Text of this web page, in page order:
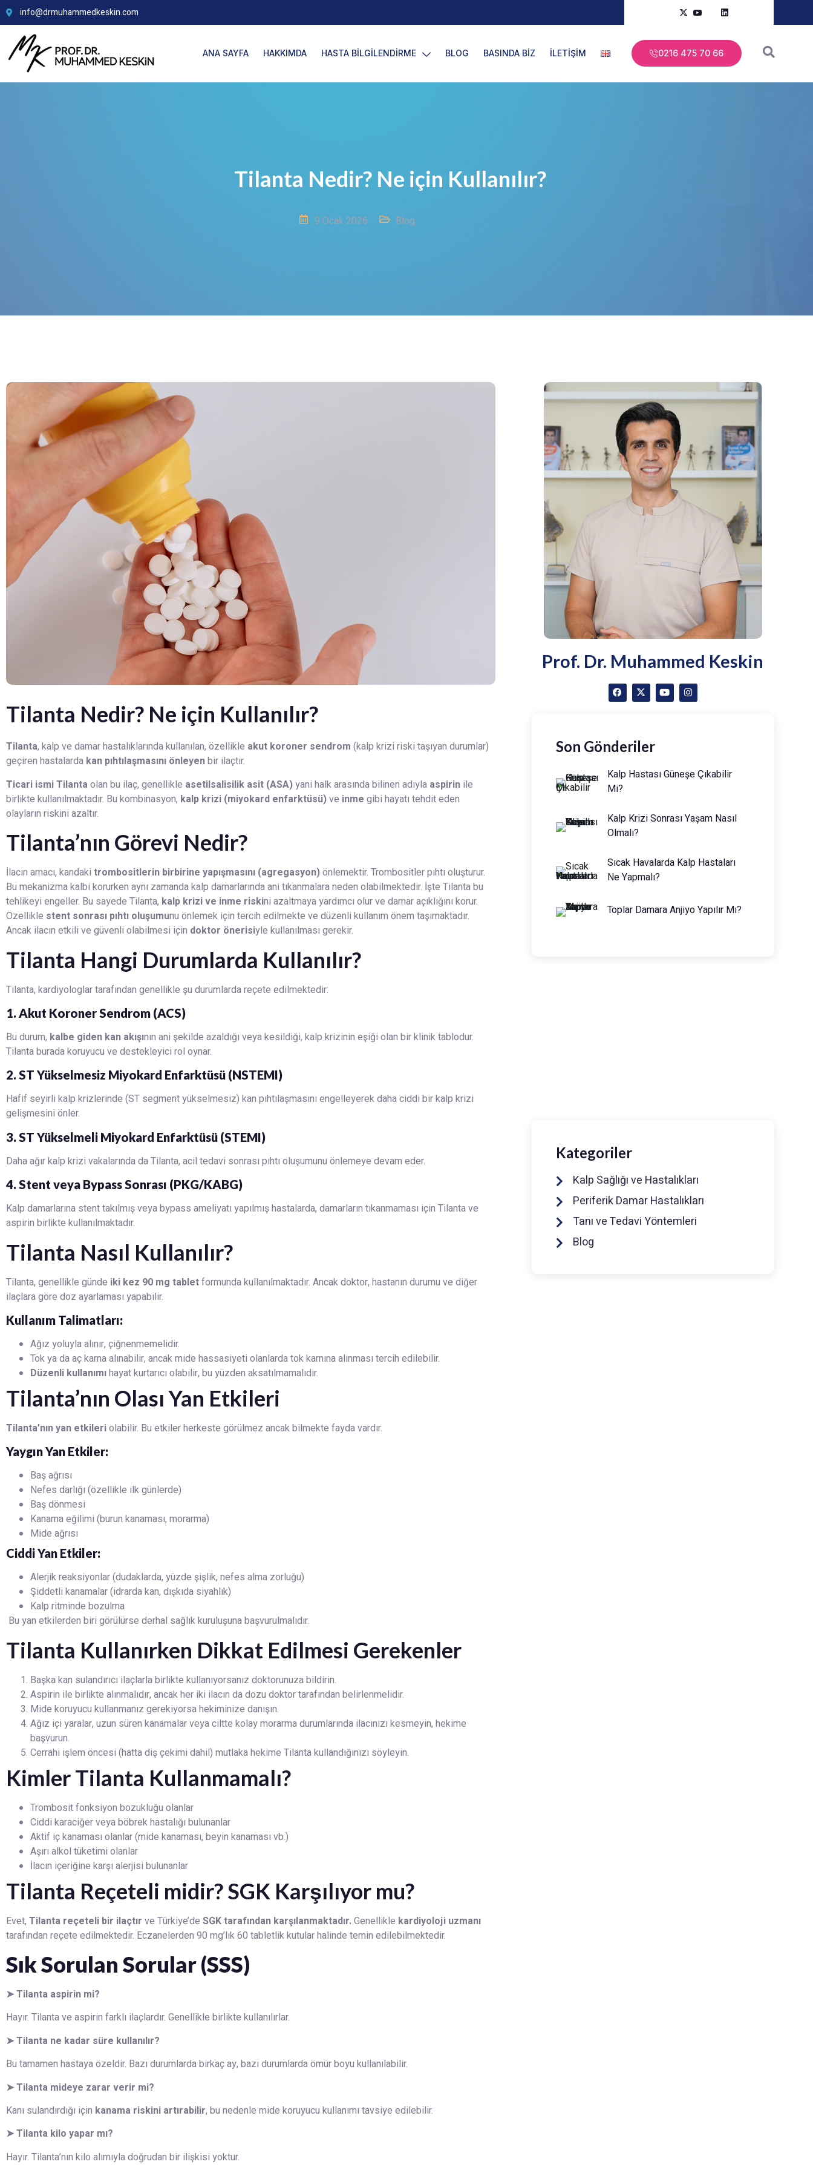
info@drmuhammedkeskin.com
ANA SAYFA HAKKIMDA HASTA BİLGİLENDİRME BLOG BASINDA BİZ İLETİŞİM 0216 475 70 66
Tilanta Nedir? Ne için Kullanılır?
9 Ocak 2026 Blog
Tilanta Nedir? Ne için Kullanılır?
Tilanta, kalp ve damar hastalıklarında kullanılan, özellikle akut koroner sendrom (kalp krizi riski taşıyan durumlar)
geçiren hastalarda kan pıhtılaşmasını önleyenbir ilaçtır.
Ticari ismi Tilantaolan bu ilaç, genellikle asetilsalisilik asit (ASA)yani halk arasında bilinen adıyla aspirin ile
birlikte kullanılmaktadır. Bu kombinasyon, kalp krizi (miyokard enfarktüsü)ve inme gibi hayatı tehdit eden
olayların riskini azaltır.
Tilanta’nın Görevi Nedir?
İlacın amacı, kandaki trombositlerin birbirine yapışmasını (agregasyon)önlemektir. Trombositler pıhtı oluşturur.
Bu mekanizma kalbi korurken aynı zamanda kalp damarlarında ani tıkanmalara neden olabilmektedir. İşte Tilanta bu
tehlikeyi engeller. Bu sayede Tilanta, kalp krizi ve inme riskini azaltmaya yardımcı olur ve damar açıklığını korur.
Özellikle stent sonrası pıhtı oluşumunu önlemek için tercih edilmekte ve düzenli kullanım önem taşımaktadır.
Ancak ilacın etkili ve güvenli olabilmesi için doktor önerisiyle kullanılması gerekir.
Tilanta Hangi Durumlarda Kullanılır?
Tilanta, kardiyologlar tarafından genellikle şu durumlarda reçete edilmektedir:
1. Akut Koroner Sendrom (ACS)
Bu durum, kalbe giden kan akışının ani şekilde azaldığı veya kesildiği, kalp krizinin eşiği olan bir klinik tablodur.
Tilanta burada koruyucu ve destekleyici rol oynar.
2. ST Yükselmesiz Miyokard Enfarktüsü (NSTEMI)
Hafif seyirli kalp krizlerinde (ST segment yükselmesiz) kan pıhtılaşmasını engelleyerek daha ciddi bir kalp krizi
gelişmesini önler.
3. ST Yükselmeli Miyokard Enfarktüsü (STEMI)
Daha ağır kalp krizi vakalarında da Tilanta, acil tedavi sonrası pıhtı oluşumunu önlemeye devam eder.
4. Stent veya Bypass Sonrası (PKG/KABG)
Kalp damarlarına stent takılmış veya bypass ameliyatı yapılmış hastalarda, damarların tıkanmaması için Tilanta ve
aspirin birlikte kullanılmaktadır.
Tilanta Nasıl Kullanılır?
Tilanta, genellikle günde iki kez 90 mg tabletformunda kullanılmaktadır. Ancak doktor, hastanın durumu ve diğer
ilaçlara göre doz ayarlaması yapabilir.
Kullanım Talimatları:
Ağız yoluyla alınır, çiğnenmemelidir.
Tok ya da aç karna alınabilir, ancak mide hassasiyeti olanlarda tok karnına alınması tercih edilebilir.
Düzenli kullanımıhayat kurtarıcı olabilir, bu yüzden aksatılmamalıdır.
Tilanta’nın Olası Yan Etkileri
Tilanta’nın yan etkileriolabilir. Bu etkiler herkeste görülmez ancak bilmekte fayda vardır.
Yaygın Yan Etkiler:
Baş ağrısı
Nefes darlığı (özellikle ilk günlerde)
Baş dönmesi
Kanama eğilimi (burun kanaması, morarma)
Mide ağrısı
Ciddi Yan Etkiler:
Alerjik reaksiyonlar (dudaklarda, yüzde şişlik, nefes alma zorluğu)
Şiddetli kanamalar (idrarda kan, dışkıda siyahlık)
Kalp ritminde bozulma
Bu yan etkilerden biri görülürse derhal sağlık kuruluşuna başvurulmalıdır.
Tilanta Kullanırken Dikkat Edilmesi Gerekenler
Başka kan sulandırıcı ilaçlarla birlikte kullanıyorsanız doktorunuza bildirin.
Aspirin ile birlikte alınmalıdır, ancak her iki ilacın da dozu doktor tarafından belirlenmelidir.
Mide koruyucu kullanmanız gerekiyorsa hekiminize danışın.
Ağız içi yaralar, uzun süren kanamalar veya ciltte kolay morarma durumlarında ilacınızı kesmeyin, hekime
başvurun.
Cerrahi işlem öncesi (hatta diş çekimi dahil) mutlaka hekime Tilanta kullandığınızı söyleyin.
Kimler Tilanta Kullanmamalı?
Trombosit fonksiyon bozukluğu olanlar
Ciddi karaciğer veya böbrek hastalığı bulunanlar
Aktif iç kanaması olanlar (mide kanaması, beyin kanaması vb.)
Aşırı alkol tüketimi olanlar
İlacın içeriğine karşı alerjisi bulunanlar
Tilanta Reçeteli midir? SGK Karşılıyor mu?
Evet, Tilanta reçeteli bir ilaçtır ve Türkiye’de SGK tarafından karşılanmaktadır.Genellikle kardiyoloji uzmanı
tarafından reçete edilmektedir. Eczanelerden 90 mg’lık 60 tabletlik kutular halinde temin edilebilmektedir.
Sık Sorulan Sorular (SSS)
➤Tilanta aspirin mi?
Hayır. Tilanta ve aspirin farklı ilaçlardır. Genellikle birlikte kullanılırlar.
➤Tilanta ne kadar süre kullanılır?
Bu tamamen hastaya özeldir. Bazı durumlarda birkaç ay, bazı durumlarda ömür boyu kullanılabilir.
➤Tilanta mideye zarar verir mi?
Kanı sulandırdığı için kanama riskini artırabilir, bu nedenle mide koruyucu kullanımı tavsiye edilebilir.
➤Tilanta kilo yapar mı?
Hayır. Tilanta’nın kilo alımıyla doğrudan bir ilişkisi yoktur.
Prof. Dr. Muhammed Keskin
Son Gönderiler
Kalp Hastası Güneşe Çıkabilir
Mi?
Kalp Krizi Sonrası Yaşam Nasıl
Olmalı?
Sıcak Havalarda Kalp Hastaları
Ne Yapmalı?
Toplar Damara Anjiyo Yapılır Mı?
Kategoriler
Kalp Sağlığı ve Hastalıkları
Periferik Damar Hastalıkları
Tanı ve Tedavi Yöntemleri
Blog